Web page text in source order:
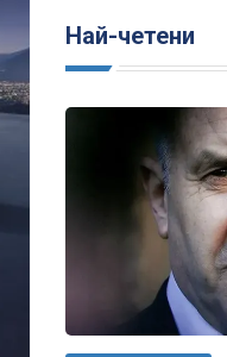
Най-четени